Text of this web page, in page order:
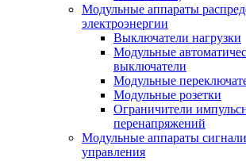
Модульные аппараты
электроэнергии
Выключатели нагрузки
Модульные
выключатели
Модульные
Модульные розетки
Ограничители
перенапряжений
Модульные аппараты
управления